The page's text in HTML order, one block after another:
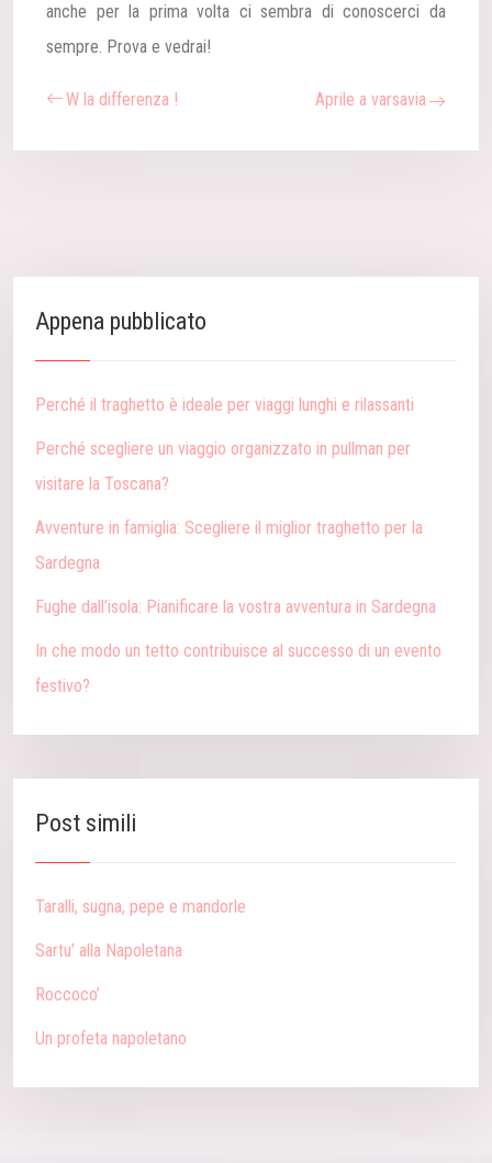
anche per la prima volta ci sembra di conoscerci da
sempre. Prova e vedrai!
W la differenza ! Aprile a varsavia
Appena pubblicato
Perché il traghetto è ideale per viaggi lunghi e rilassanti
Perché scegliere un viaggio organizzato in pullman per
visitare la Toscana?
Avventure in famiglia: Scegliere il miglior traghetto per la
Sardegna
Fughe dall’isola: Pianificare la vostra avventura in Sardegna
In che modo un tetto contribuisce al successo di un evento
festivo?
Post simili
Taralli, sugna, pepe e mandorle
Sartu’ alla Napoletana
Roccoco’
Un profeta napoletano